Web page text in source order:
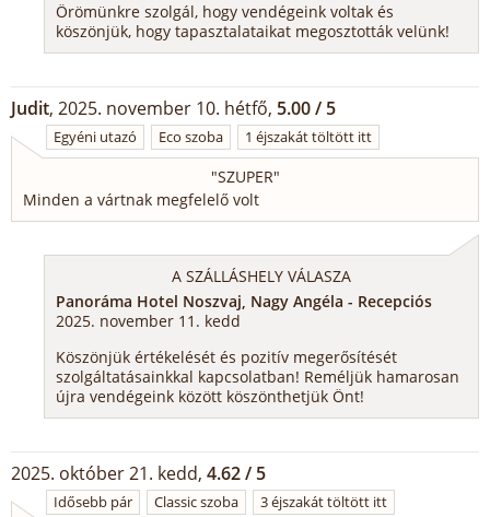
Örömünkre szolgál, hogy vendégeink voltak és
köszönjük, hogy tapasztalataikat megosztották velünk!
Judit, 2025. november 10. hétfő, 5.00 / 5
Egyéni utazó Eco szoba 1 éjszakát töltött itt
"SZUPER"
Minden a vártnak megfelelő volt
A SZÁLLÁSHELY VÁLASZA
Panoráma Hotel Noszvaj, Nagy Angéla - Recepciós
2025. november 11. kedd
Köszönjük értékelését és pozitív megerősítését
szolgáltatásainkkal kapcsolatban! Reméljük hamarosan
újra vendégeink között köszönthetjük Önt!
2025. október 21. kedd, 4.62 / 5
Idősebb pár Classic szoba 3 éjszakát töltött itt